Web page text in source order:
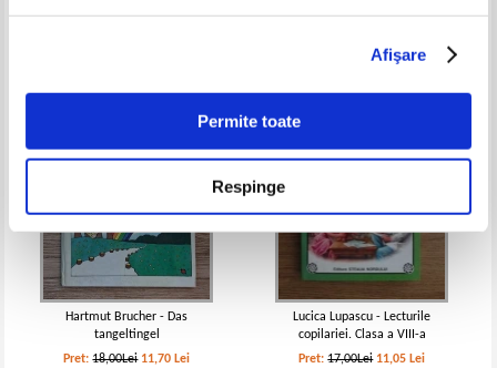
Afişare
Permite toate
Respinge
Adaugă în coș Adaugă în coș
Hartmut Brucher - Das
tangeltingel
Pret:18,00Lei 11,70 Lei
Lucica Lupascu - Lecturile
copilariei. Clasa a VIII-a
Pret:17,00Lei 11,05 Lei